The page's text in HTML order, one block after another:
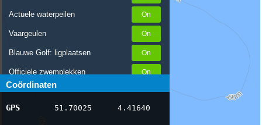
Actuele waterpeilen
Vaargeulen
Blauwe Golf: ligplaatsen
Officiele zwemplekken
Stremmingen/hinder
AIS scheepsposities
Coördinaten
GPS 51.70025 4.41640